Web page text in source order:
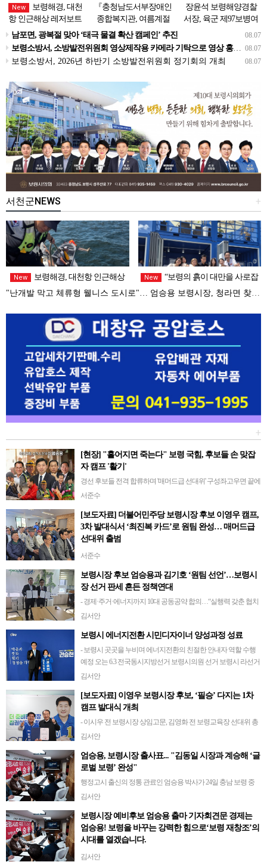
New
보령해경, 대천
항 인근해상 레저보트
침수발생.. 군과 공조로
전원구조
『충청남도서부장애인
종합복지관, 여름계절
학교 '신나는 여름탐험
대' 성료』
장윤석 보령해양경찰
서장, 육군 제97보병여
단-7해안감시대대 방
문… 밀입국 차단 공조
강화
08.07
남포면, 광복절 맞아 ‘태극 물결 확산 캠페인’ 추진
08.07
보령소방서, 소방발전위원회 영상제작용 카메라 기탁으로 영상 홍보 역량 강화
08.07
보령소방서, 2026년 하반기 소방발전위원회 정기회의 개최
+
서천군NEWS
New
보령해경, 대천항 인근해상
레저보트 침수발생.. 군과 공조로 전
New
“보령의 흙이 대만을 사로잡
다”… 엄승용 보령시장, 대만 톱 유튜"난개발 막고 체류형 웰니스 도시로"… 엄승용 보령시장, 청라면 찾아 첫 '주민 대화'
+
[현장] "흩어지면 죽는다" 보령 국힘, 후보들 손 맞잡
자 캠프 '활기'
경선 후보들 전격 합류하며 '매머드급 선대위' 구성좌고우면 끝에
'보수 대통합' 선택… "압승으로 보답할 것"[보령=서준수] 선거를
영의 결집이 현실화되면…
서준수
[보도자료] 더불어민주당 보령시장 후보 이영우 캠프,
3차 발대식서 ‘최진복 카드’로 원팀 완성… 매머드급
선대위 출범
- 4월 24일(금) 오후 2시, 선대위 고문·공동위원장 등 134명 위촉장
승리 위한 대통합”- 촘촘한 조직망 구축으로 세 확산 및 필승 의지
다져 이…
서준수
보령시장 후보 엄승용과 김기호 ‘원팀 선언’…보령시
장 선거 판세 흔든 정책연대
- 경제·주거·에너지까지 10대 공동공약 합의…“실행력 갖춘 협치
로 보령 미래 바꾼다” 충남 보령시장 선거에 국민의힘 소속으로
책연대를 공식 선언하며 ‘원팀’…
김서안
보령시 에너지전환 시민디자이너 양성과정 성료
- 보령시 곳곳을 누비며 에너지전환의 친절한 안내자 역할 수행
예정 오는 6.3 전국동시지방선거 보령시의원 선거 보령시 라선거
구(대천31,2동)에서 더불어민주당 권승현 예비후보가 재선에 도
김서안
[보도자료] 이영우 보령시장 후보, ‘필승’ 다지는 1차
캠프 발대식 개최
- 이시우 전 보령시장 상임고문, 김영화 전 보령교육장 선대위 총
괄위원장 위촉… 핵심 위원 30명 위촉장 수여- 4월 4일 선거사무
30일, 캠프 핵심 관…
김서안
엄승용, 보령시장 출사표... "김동일 시장과 계승해 ‘글
로벌 보령’ 완성"
​행정고시 출신의 정통 관료인 엄승용 박사가 24일 충남 보령 중
앙시장에서 기자회견을 열고 보령시장 출마를 공식 선언했습니
령의 소멸 위기를 극복할 '5…
김서안
보령시장 예비후보 엄승용 출마 기자회견문 경제는
엄승용! 보령을 바꾸는 강력한 힘으로‘보령 재창조’의
시대를 열겠습니다.
“세계를 품은 보령, 시민의 삶을 바꾸는 약속” 존경하고 사랑하는
김서안